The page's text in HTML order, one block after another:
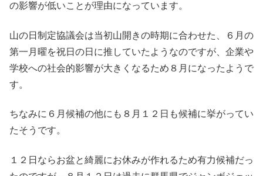
の影響が低いことが理由になっています。
山の日制定協議会は当初山開きの時期に合わせた、６月の
第一月曜を祝日の日に推していたようなのですが、企業や
学校への社会的影響が大きくなるため８月になったようで
す。
ちなみに６月候補の他にも８月１２日も候補に挙がってい
たそうです。
１２日ならお盆と綺麗にお休みが作れるため有力候補だっ